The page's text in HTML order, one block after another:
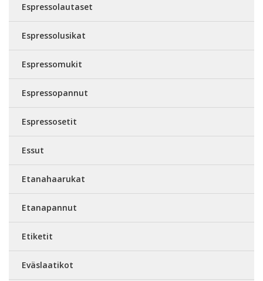
Espressolautaset
Espressolusikat
Espressomukit
Espressopannut
Espressosetit
Essut
Etanahaarukat
Etanapannut
Etiketit
Eväslaatikot